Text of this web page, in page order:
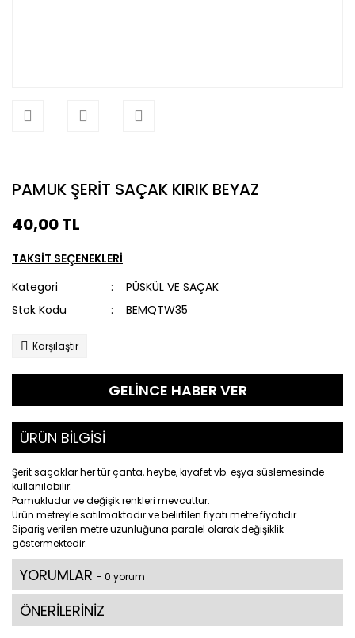
PAMUK ŞERİT SAÇAK KIRIK BEYAZ
40,00 TL
TAKSİT SEÇENEKLERİ
Kategori
PÜSKÜL VE SAÇAK
Stok Kodu
BEMQTW35
Karşılaştır
GELİNCE HABER VER
ÜRÜN BİLGİSİ
Şerit saçaklar her tür çanta, heybe, kıyafet vb. eşya süslemesinde
kullanılabilir.
Pamukludur ve değişik renkleri mevcuttur.
Ürün metreyle satılmaktadır ve belirtilen fiyatı metre fiyatıdır.
Sipariş verilen metre uzunluğuna paralel olarak değişiklik
göstermektedir.
YORUMLAR - 0 yorum
ÖNERİLERİNİZ